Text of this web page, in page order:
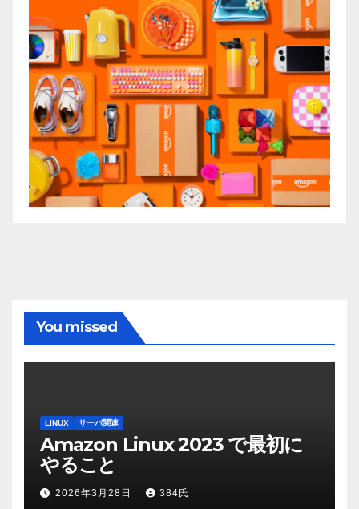
You missed
LINUX サーバ関連
Amazon Linux 2023 で最初に
やること
2026年3月28日 384氏